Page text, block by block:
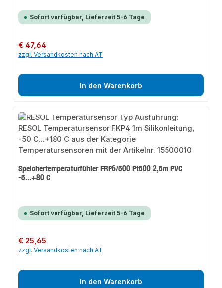
Sofort verfügbar, Lieferzeit 5-6 Tage
Regulärer Preis:
€ 47,64
zzgl. Versandkosten nach AT
In den Warenkorb
Speichertemperaturfühler FRP6/500 Pt500 2,5m PVC
-5...+80 C
Sofort verfügbar, Lieferzeit 5-6 Tage
Regulärer Preis:
€ 25,65
zzgl. Versandkosten nach AT
In den Warenkorb